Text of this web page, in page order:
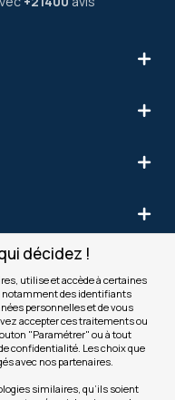
décidez !
utilise et accède à certaines
notamment des identifiants
personnelles et de vous
accepter ces traitements ou
"Paramétrer" ou à tout
confidentialité. Les choix que
avec nos partenaires.
similaires, qu’ils soient
Valider